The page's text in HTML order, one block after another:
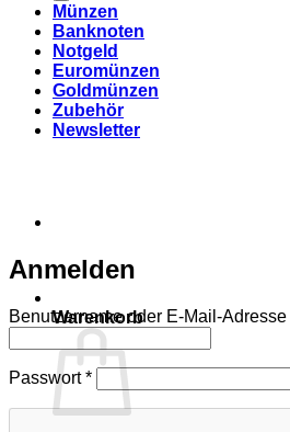
Warenkorb
Münzen
Banknoten
Notgeld
Euromünzen
Goldmünzen
Zubehör
Newsletter
Anmelden
Benutzername oder E-Mail-Adresse
Passwort*Erforderlich